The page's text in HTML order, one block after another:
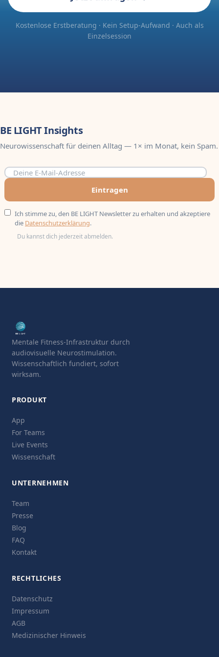
Kostenlose Erstberatung · Kein Setup-Aufwand · Auch als
Einzelsession
BE LIGHT Insights
Neurowissenschaft für deinen Alltag — 1× im Monat, kein Spam.
Eintragen
Ich stimme zu, den BE LIGHT Newsletter zu erhalten und akzeptiere
die Datenschutzerklärung.
Du kannst dich jederzeit abmelden.
Mentale Fitness-Infrastruktur durch
audiovisuelle Neurostimulation.
Wissenschaftlich fundiert, sofort
wirksam.
PRODUKT
App
For Teams
Live Events
Wissenschaft
UNTERNEHMEN
Team
Presse
Blog
FAQ
Kontakt
RECHTLICHES
Datenschutz
Impressum
AGB
Medizinischer Hinweis